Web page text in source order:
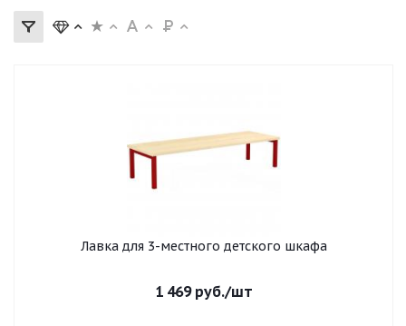
Лавка для 3-местного детского шкафа
1 469руб./шт